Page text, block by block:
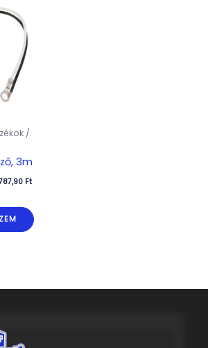
/
3m
Ft